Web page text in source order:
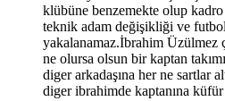
klübüne benzemekte olup
teknik adam değişikliği ve
yakalanamaz.İbrahim
ne olursa olsun bir kaptan
diger arkadaşına her ne sartlar
diger ibrahimde kaptanına küfür